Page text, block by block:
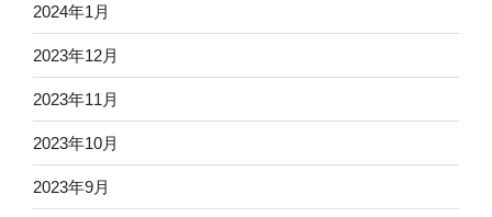
2024年1月
2023年12月
2023年11月
2023年10月
2023年9月